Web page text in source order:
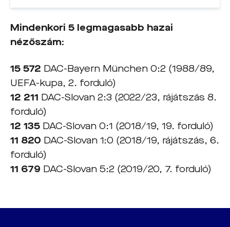
Mindenkori 5 legmagasabb hazai
nézőszám:
15 572 DAC-Bayern München 0:2 (1988/89,
UEFA-kupa, 2. forduló)
12 211 DAC-Slovan 2:3 (2022/23, rájátszás 8.
forduló)
12 135 DAC-Slovan 0:1 (2018/19, 19. forduló)
11 820 DAC-Slovan 1:0 (2018/19, rájátszás, 6.
forduló)
11 679 DAC-Slovan 5:2 (2019/20, 7. forduló)